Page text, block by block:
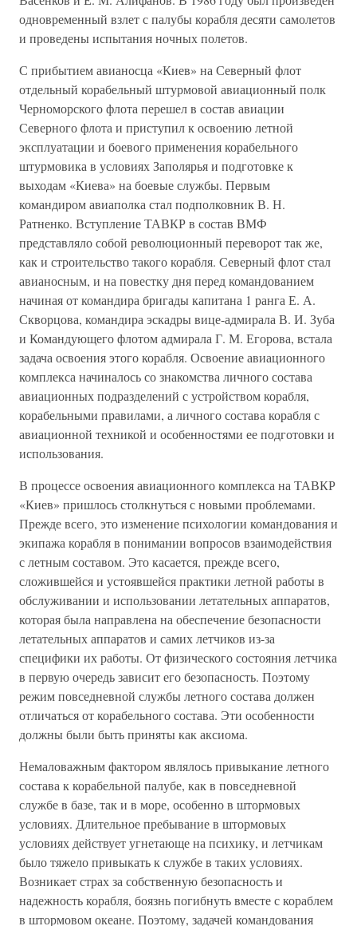
одновременный взлет с палубы корабля десяти самолетов
и проведены испытания ночных полетов.
С прибытием авианосца «Киев» на Северный флот
отдельный корабельный штурмовой авиационный полк
Черноморского флота перешел в состав авиации
Северного флота и приступил к освоению летной
эксплуатации и боевого применения корабельного
штурмовика в условиях Заполярья и подготовке к
выходам «Киева» на боевые службы. Первым
командиром авиаполка стал подполковник В. Н.
Ратненко. Вступление ТАВКР в состав ВМФ
представляло собой революционный переворот так же,
как и строительство такого корабля. Северный флот стал
авианосным, и на повестку дня перед командованием
начиная от командира бригады капитана 1 ранга Е. А.
Скворцова, командира эскадры вице-адмирала В. И. Зуба
и Командующего флотом адмирала Г. М. Егорова, встала
задача освоения этого корабля. Освоение авиационного
комплекса начиналось со знакомства личного состава
авиационных подразделений с устройством корабля,
корабельными правилами, а личного состава корабля с
авиационной техникой и особенностями ее подготовки и
использования.
В процессе освоения авиационного комплекса на ТАВКР
«Киев» пришлось столкнуться с новыми проблемами.
Прежде всего, это изменение психологии командования и
экипажа корабля в понимании вопросов взаимодействия
с летным составом. Это касается, прежде всего,
сложившейся и устоявшейся практики летной работы в
обслуживании и использовании летательных аппаратов,
которая была направлена на обеспечение безопасности
летательных аппаратов и самих летчиков из-за
специфики их работы. От физического состояния летчика
в первую очередь зависит его безопасность. Поэтому
режим повседневной службы летного состава должен
отличаться от корабельного состава. Эти особенности
должны были быть приняты как аксиома.
Немаловажным фактором являлось привыкание летного
состава к корабельной палубе, как в повседневной
службе в базе, так и в море, особенно в штормовых
условиях. Длительное пребывание в штормовых
условиях действует угнетающе на психику, и летчикам
было тяжело привыкать к службе в таких условиях.
Возникает страх за собственную безопасность и
надежность корабля, боязнь погибнуть вместе с кораблем
в штормовом океане. Поэтому, задачей командования